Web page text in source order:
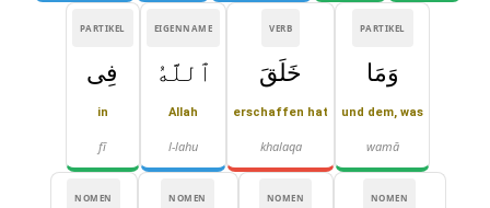
PARTIKEL
وَمَا
und dem, was
wamā
VERB
خَلَقَ
erschaffen hat
khalaqa
EIGENNAME
ٱللَّهُ
Allah
l-lahu
PARTIKEL
فِى
in
fī
NOMEN
NOMEN
NOMEN
NOMEN